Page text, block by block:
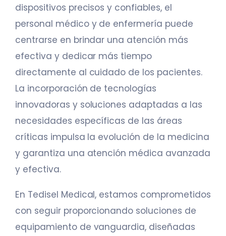
dispositivos precisos y confiables, el
personal médico y de enfermería puede
centrarse en brindar una atención más
efectiva y dedicar más tiempo
directamente al cuidado de los pacientes.
La incorporación de tecnologías
innovadoras y soluciones adaptadas a las
necesidades específicas de las áreas
críticas impulsa la evolución de la medicina
y garantiza una atención médica avanzada
y efectiva.
En Tedisel Medical, estamos comprometidos
con seguir proporcionando soluciones de
equipamiento de vanguardia, diseñadas